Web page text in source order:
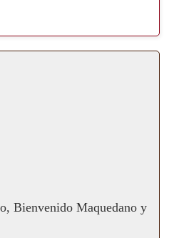
Bienvenido Maquedano y